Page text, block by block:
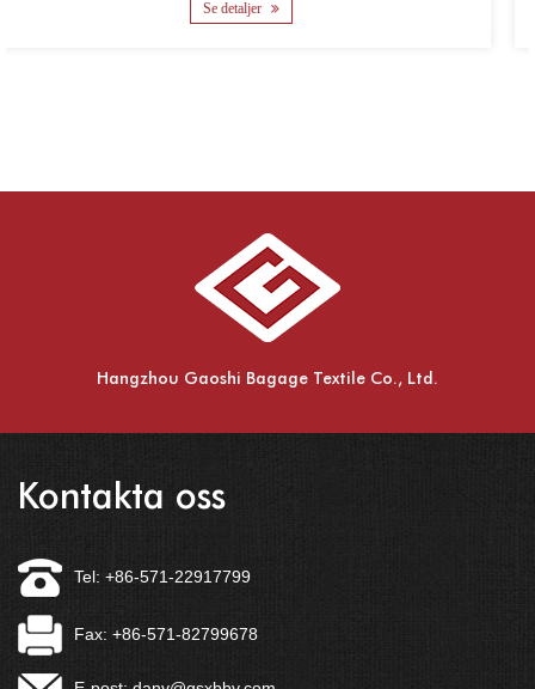
Hangzhou Gaoshi Bagage Textile Co., Ltd.
Kontakta oss
Tel: +86-571-22917799
Fax: +86-571-82799678